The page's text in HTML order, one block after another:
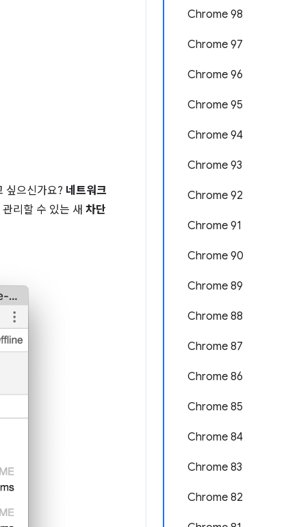
Chrome 98
Chrome 97
Chrome 96
Chrome 95
Chrome 94
Chrome 93
Chrome 92
Chrome 91
Chrome 90
Chrome 89
Chrome 88
Chrome 87
Chrome 86
Chrome 85
Chrome 84
Chrome 83
Chrome 82
싶으신가요? 네트워크
리할 수 있는 새 차단